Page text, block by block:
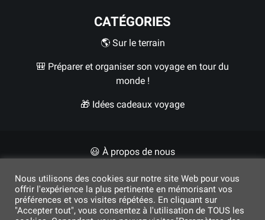
CATÉGORIES
🌎 Sur le terrain
🎒 Préparer et organiser son voyage en tour du
monde !
🎁 Idées cadeaux voyage
😃 À propos de nous
✍🏼 Contact
Nous utilisons des cookies sur notre site Web pour vous
offrir l'expérience la plus pertinente en mémorisant vos
préférences et vos visites répétées. En cliquant sur
"Accepter tout", vous consentez à l'utilisation de TOUS les